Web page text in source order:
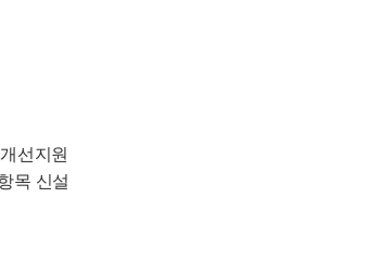
선지원
목 신설